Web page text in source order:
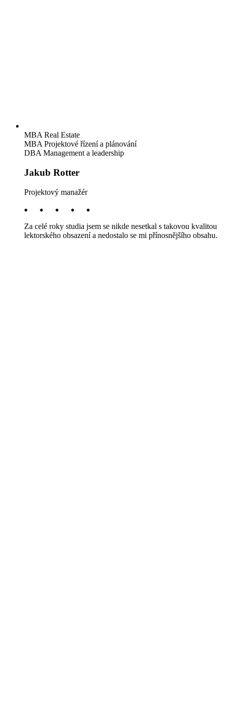
MBA Real Estate
MBA Projektové řízení a plánování
DBA Management a leadership
Jakub Rotter
Projektový manažér
Za celé roky studia jsem se nikde nesetkal s takovou kvalitou
lektorského obsazení a nedostalo se mi přínosnějšího obsahu.